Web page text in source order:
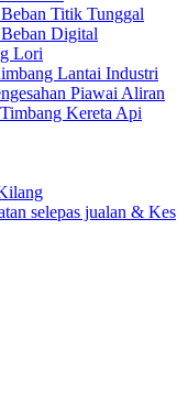
Titik Tunggal
Digital
Lori
Lantai Industri
Piawai Aliran
Kereta Api
selepas jualan & Kes